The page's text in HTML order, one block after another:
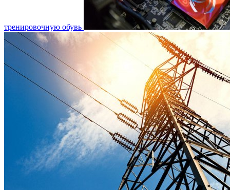
тренировочную обувь